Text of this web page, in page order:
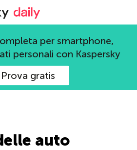
Blog ufficiale di Kaspersky
per smartphone,
personali con Kaspersky
Prova gratis
auto